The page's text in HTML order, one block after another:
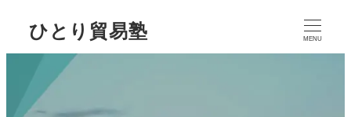
ひとり貿易塾 MENU